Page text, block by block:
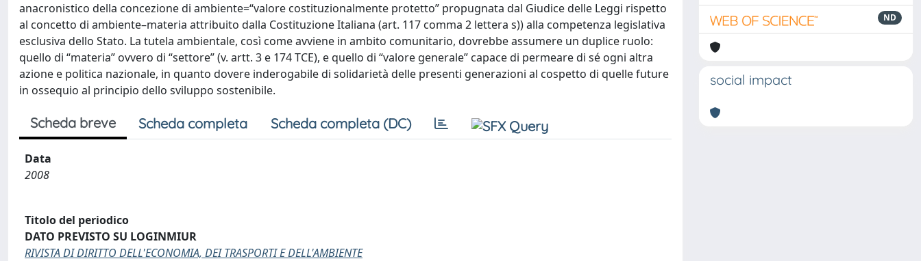
anacronistico della concezione di ambiente=“valore costituzionalmente protetto” propugnata dal Giudice delle Leggi rispetto
al concetto di ambiente–materia attribuito dalla Costituzione Italiana (art. 117 comma 2 lettera s)) alla competenza legislativa
esclusiva dello Stato. La tutela ambientale, così come avviene in ambito comunitario, dovrebbe assumere un duplice ruolo:
quello di “materia” ovvero di “settore” (v. artt. 3 e 174 TCE), e quello di “valore generale” capace di permeare di sé ogni altra
azione e politica nazionale, in quanto dovere inderogabile di solidarietà delle presenti generazioni al cospetto di quelle future
in ossequio al principio dello sviluppo sostenibile.
Scheda breve Scheda completa Scheda completa (DC)
Data
2008
Titolo del periodico
DATO PREVISTO SU LOGINMIUR
RIVISTA DI DIRITTO DELL'ECONOMIA, DEI TRASPORTI E DELL'AMBIENTE
ND
social impact